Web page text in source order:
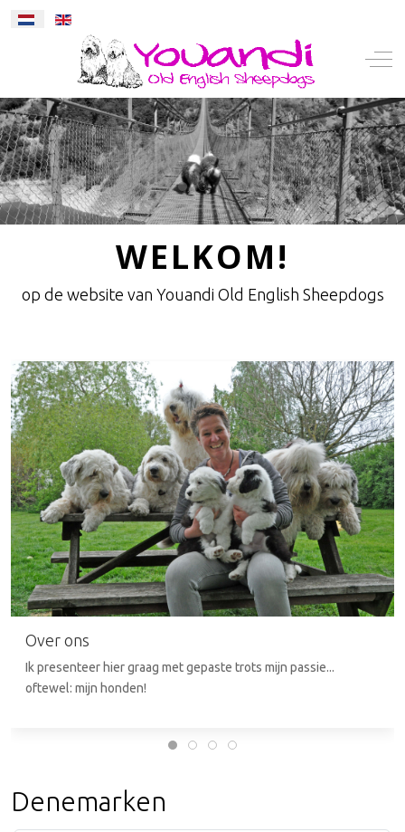
Selecteer de taal
Mobile Menu Toggle Off-
WELKOM!
op de website van Youandi Old English Sheepdogs
Over ons
Ik presenteer hier graag met gepaste trots mijn passie...
oftewel: mijn honden!
Denemarken